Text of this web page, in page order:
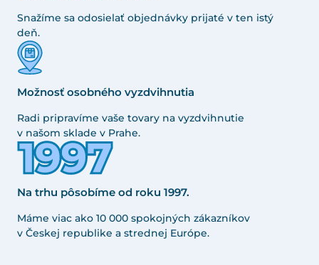
Snažíme sa odosielať objednávky prijaté v ten istý
deň.
Možnosť osobného vyzdvihnutia
Radi pripravíme vaše tovary na vyzdvihnutie
v našom sklade v Prahe.
Na trhu pôsobíme od roku 1997.
Máme viac ako 10 000 spokojných zákazníkov
v Českej republike a strednej Európe.